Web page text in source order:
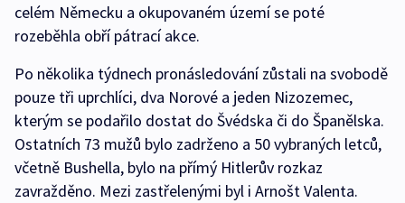
celém Německu a okupovaném území se poté
rozeběhla obří pátrací akce.
Po několika týdnech pronásledování zůstali na svobodě
pouze tři uprchlíci, dva Norové a jeden Nizozemec,
kterým se podařilo dostat do Švédska či do Španělska.
Ostatních 73 mužů bylo zadrženo a 50 vybraných letců,
včetně Bushella, bylo na přímý Hitlerův rozkaz
zavražděno. Mezi zastřelenými byl i Arnošt Valenta.